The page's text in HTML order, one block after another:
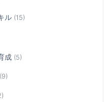
ル (15)
成 (5)
(9)